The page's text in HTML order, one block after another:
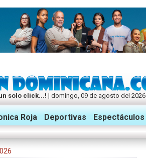
solo click...! | domingo, 09 de agosto del 2026
Roja Deportivas Espectáculos